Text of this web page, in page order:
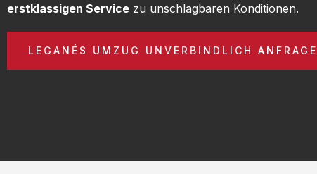
erstklassigen Service zu unschlagbaren Konditionen.
LEGANÉS UMZUG UNVERBINDLICH